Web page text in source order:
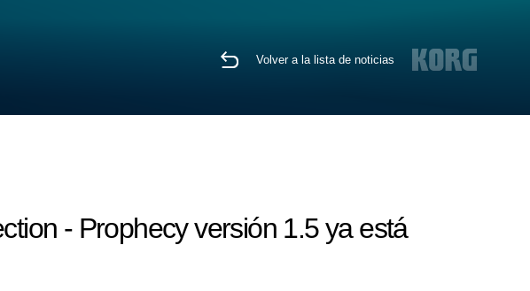
Volver a la lista de noticias
- Prophecy versión 1.5 ya está